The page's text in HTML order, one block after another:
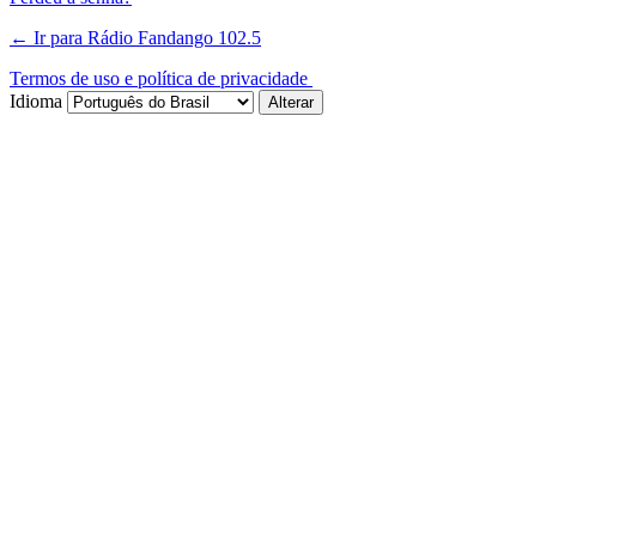
← Ir para Rádio Fandango 102.5
Termos de uso e política de privacidade
Idioma